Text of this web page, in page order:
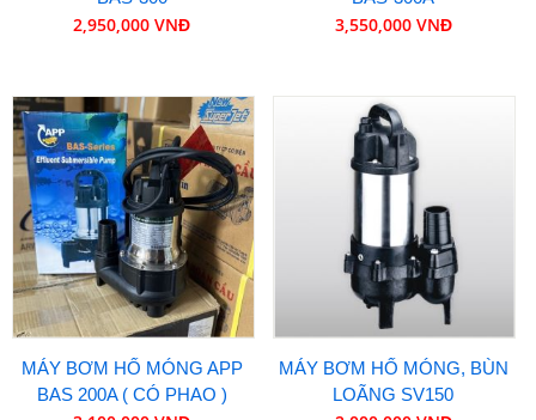
2,950,000 VNĐ 3,550,000 VNĐ
MÁY BƠM HỐ MÓNG APP
BAS 200A ( CÓ PHAO )
MÁY BƠM HỐ MÓNG, BÙN
LOÃNG SV150